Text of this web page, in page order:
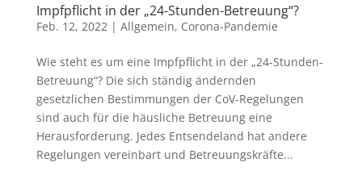
Impfpflicht in der „24-Stunden-Betreuung“?
Feb. 12, 2022 | Allgemein, Corona-Pandemie
Wie steht es um eine Impfpflicht in der „24-Stunden-
Betreuung“? Die sich ständig ändernden
gesetzlichen Bestimmungen der CoV-Regelungen
sind auch für die häusliche Betreuung eine
Herausforderung. Jedes Entsendeland hat andere
Regelungen vereinbart und Betreuungskräfte...